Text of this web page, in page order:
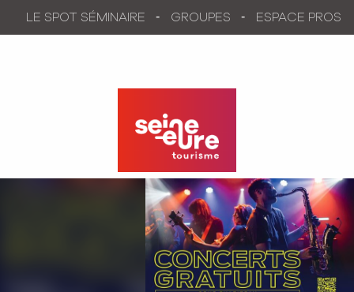
LE SPOT SÉMINAIRE GROUPES ESPACE PROS